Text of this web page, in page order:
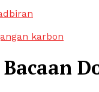
karbon